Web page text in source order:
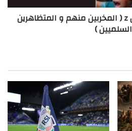
صرخة من جيل xإلى جيل z ( المخربين منهم و المتظاهرين
السلميين )